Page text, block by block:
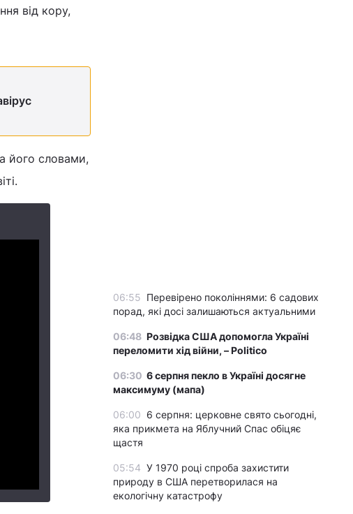
від кору,
його словами,
06:55 Перевірено поколіннями: 6 садових
порад, які досі залишаються актуальними
06:48 Розвідка США допомогла Україні
переломити хід війни, – Politico
06:30 6 серпня пекло в Україні досягне
максимуму (мапа)
06:00 6 серпня: церковне свято сьогодні,
яка прикмета на Яблучний Спас обіцяє
щастя
05:54 У 1970 році спроба захистити
природу в США перетворилася на
екологічну катастрофу